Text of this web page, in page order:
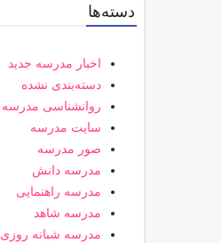
دسته‌ها
اخبار مدرسه جدید
دسته‌بندی نشده
روانشناسی مدرسه
سایت مدرسه
صور مدرسه
مدرسه دانش
مدرسه راهنمایی
مدرسه شاهد
مدرسه شبانه روزی